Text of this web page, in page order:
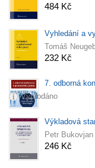
484 Kč
Vyhledání a
Tomáš
232 Kč
7. odborná
Vyprodáno
Výkladová
Petr Bukovjan
246 Kč